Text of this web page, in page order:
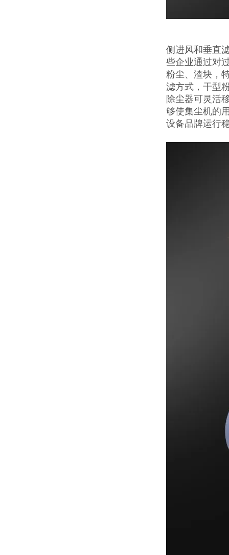
侧进风和垂直
些企业通过对
粉尘、渣块，
滤方式，干型
除尘器可灵活
够使集尘机的
设备品牌运行